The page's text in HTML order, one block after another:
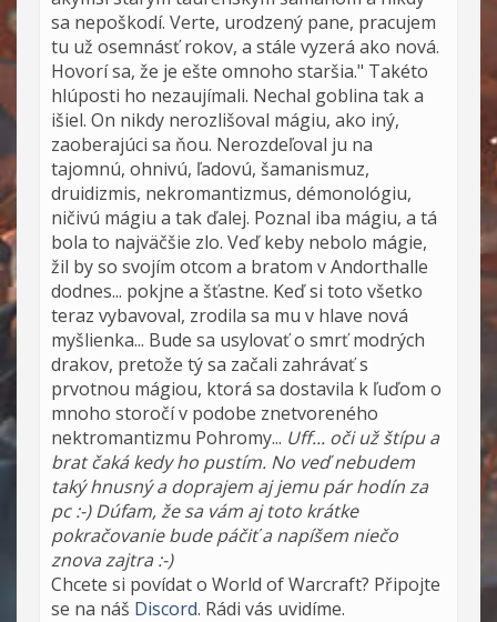
sa nepoškodí. Verte, urodzený pane, pracujem
tu už osemnásť rokov, a stále vyzerá ako nová.
Hovorí sa, že je ešte omnoho staršia." Takéto
hlúposti ho nezaujímali. Nechal goblina tak a
išiel. On nikdy nerozlišoval mágiu, ako iný,
zaoberajúci sa ňou. Nerozdeľoval ju na
tajomnú, ohnivú, ľadovú, šamanismuz,
druidizmis, nekromantizmus, démonológiu,
ničivú mágiu a tak ďalej. Poznal iba mágiu, a tá
bola to najväčšie zlo. Veď keby nebolo mágie,
žil by so svojím otcom a bratom v Andorthalle
dodnes... pokjne a šťastne. Keď si toto všetko
teraz vybavoval, zrodila sa mu v hlave nová
myšlienka... Bude sa usylovať o smrť modrých
drakov, pretože tý sa začali zahrávať s
prvotnou mágiou, ktorá sa dostavila k ľuďom o
mnoho storočí v podobe znetvoreného
nektromantizmu Pohromy... Uff... oči už štípu a
brat čaká kedy ho pustím. No veď nebudem
taký hnusný a doprajem aj jemu pár hodín za
pc :-) Dúfam, že sa vám aj toto krátke
pokračovanie bude páčiť a napíšem niečo
znova zajtra :-)
Chcete si povídat o World of Warcraft? Připojte
se na náš Discord. Rádi vás uvidíme.